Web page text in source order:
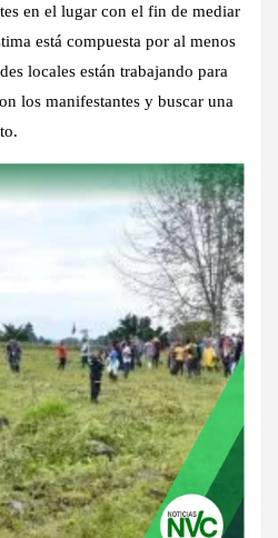
en el lugar con el fin de mediar
está compuesta por al menos
locales están trabajando para
los manifestantes y buscar una